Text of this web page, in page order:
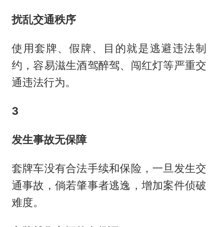
扰乱交通秩序
使用套牌、假牌、目的就是逃避违法制
约，容易滋生酒驾醉驾、闯红灯等严重交
通违法行为。
3
发生事故无保障
套牌车没有合法手续和保险，一旦发生交
通事故，倘若肇事者逃逸，增加案件侦破
难度。